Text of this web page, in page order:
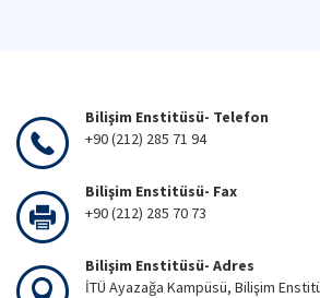
Bilişim Enstitüsü- Telefon
+90 (212) 285 71 94
Bilişim Enstitüsü- Fax
+90 (212) 285 70 73
Bilişim Enstitüsü- Adres
İTÜ Ayazağa Kampüsü, Bilişim